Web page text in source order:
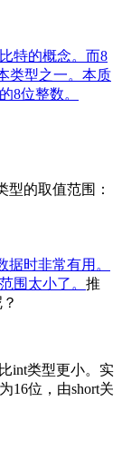
特的概念。而8
类型之一。本质
8位整数。
型的取值范围：
时非常有用。
围太小了。 推
int类型更小。实
16位，由short关